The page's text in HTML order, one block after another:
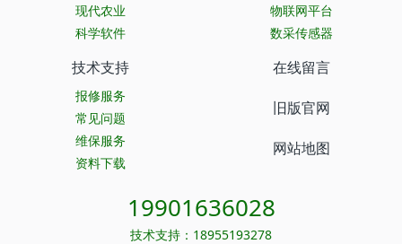
现代农业
科学软件
物联网平台
数采传感器
技术支持
报修服务
常见问题
维保服务
资料下载
在线留言
旧版官网
网站地图
19901636028
技术支持：18955193278